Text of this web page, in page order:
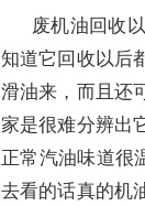
废机油回收
知道它回收以后
滑油来，而且还
家是很难分辨出
正常汽油味道很
去看的话真的机